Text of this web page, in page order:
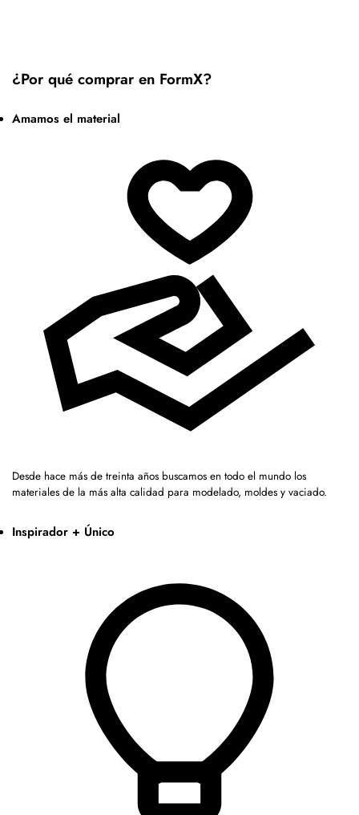
¿Por qué comprar en FormX?
Amamos el material
Desde hace más de treinta años buscamos en todo el mundo los
materiales de la más alta calidad para modelado, moldes y vaciado.
Inspirador + Único